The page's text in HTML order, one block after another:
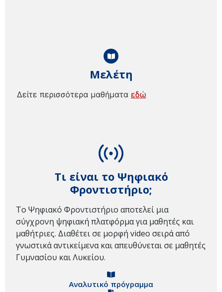
Τι είναι το Ψηφιακό
Φροντιστήριο;
Το Ψηφιακό Φροντιστήριο αποτελεί μια
σύγχρονη ψηφιακή πλατφόρμα για μαθητές και
μαθήτριες. Διαθέτει σε μορφή video σειρά από
γνωστικά αντικείμενα και απευθύνεται σε μαθητές
Γυμνασίου και Λυκείου.
Αναλυτικό πρόγραμμα
Μελέτη
Δείτε περισσότερα μαθήματα εδώ